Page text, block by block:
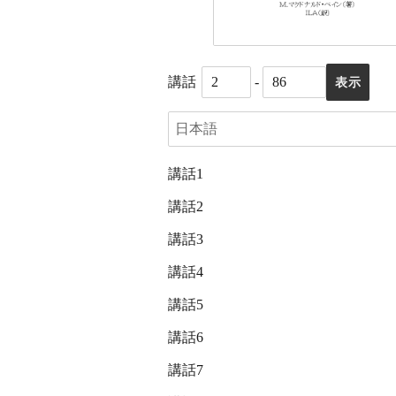
講話 -
講話1
講話2
講話3
講話4
講話5
講話6
講話7